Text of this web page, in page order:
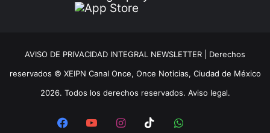
AVISO DE PRIVACIDAD INTEGRAL NEWSLETTER | Derechos
reservados © XEIPN Canal Once, Once Noticias, Ciudad de México
2026. Todos los derechos reservados. Aviso legal.
FacebookYouTubeInstagram
TikTokWhatsApp